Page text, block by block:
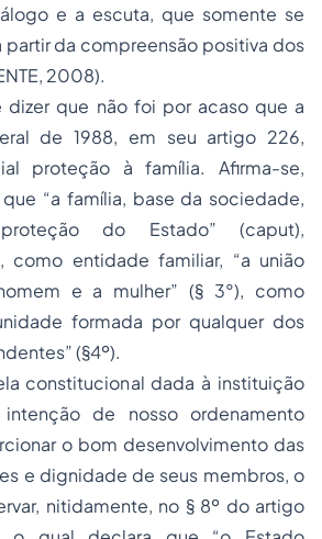
e a escuta, que somente se
partir da compreensão positiva dos
2008).
dizer que não foi por acaso que a
de 1988, em seu artigo 226,
proteção à família. Afirma-se,
“a família, base da sociedade,
do Estado” (caput),
como entidade familiar, “a união
e a mulher” (§ 3°), como
formada por qualquer dos
(§4º).
constitucional dada à instituição
de nosso ordenamento
o bom desenvolvimento das
e dignidade de seus membros, o
nitidamente, no § 8º do artigo